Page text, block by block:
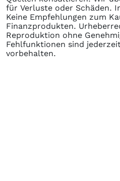
für Verluste oder Schäden.
Keine Empfehlungen zum
Finanzprodukten.
Reproduktion ohne
Fehlfunktionen sind
vorbehalten.